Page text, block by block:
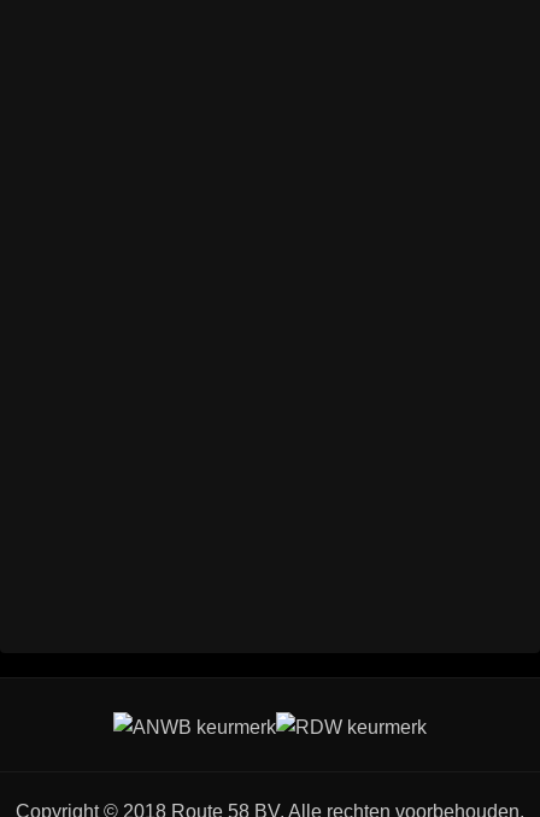
Copyright © 2018 Route 58 BV. Alle rechten voorbehouden.